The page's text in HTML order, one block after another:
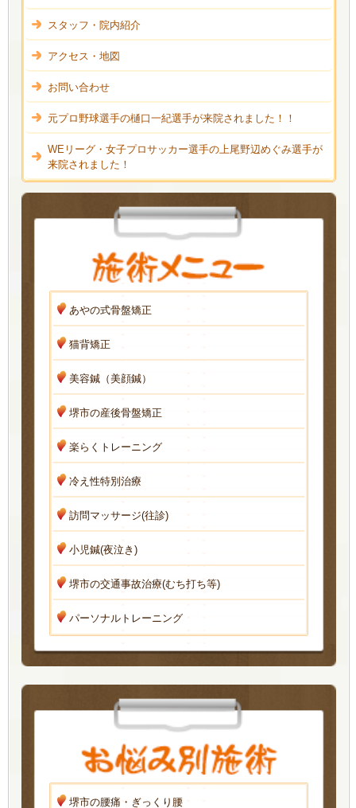
スタッフ・院内紹介
アクセス・地図
お問い合わせ
元プロ野球選手の樋口一紀選手が来院されました！！
WEリーグ・女子プロサッカー選手の上尾野辺めぐみ選手が
来院されました！
あやの式骨盤矯正
猫背矯正
美容鍼（美顔鍼）
堺市の産後骨盤矯正
楽らくトレーニング
冷え性特別治療
訪問マッサージ(往診)
小児鍼(夜泣き)
堺市の交通事故治療(むち打ち等)
パーソナルトレーニング
堺市の腰痛・ぎっくり腰